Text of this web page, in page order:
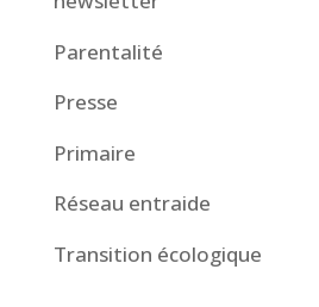
Parentalité
Presse
Primaire
Réseau entraide
Transition écologique